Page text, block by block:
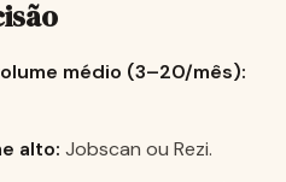
médio (3–20/mês):
alto: Jobscan ou Rezi.